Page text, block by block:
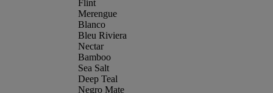
Flint
Merengue
Blanco
Bleu Riviera
Nectar
Bamboo
Sea Salt
Deep Teal
Negro Mate